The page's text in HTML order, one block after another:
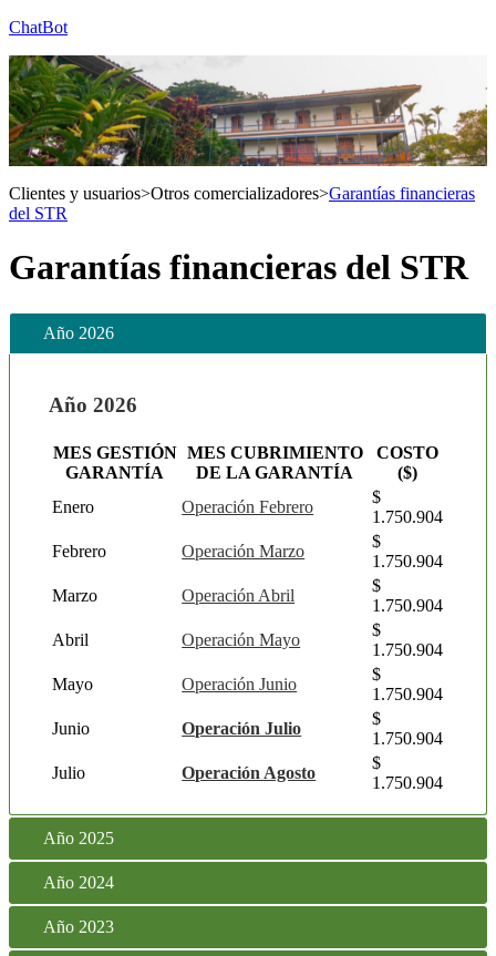
ChatBot
Clientes y usuarios>Otros comercializadores>Garantías financieras
del STR
Garantías financieras del STR
Año 2026
Año 2026
MES GESTIÓN
GARANTÍA
MES CUBRIMIENTO
DE LA GARANTÍA
COSTO
($)
Enero
Operación Febrero
$
1.750.904
Febrero
Operación Marzo
$
1.750.904
Marzo
Operación Abril
$
1.750.904
Abril
Operación Mayo
$
1.750.904
Mayo
Operación Junio
$
1.750.904
Junio
Operación Julio
$
1.750.904
Julio
Operación Agosto
$
1.750.904
Año 2025
Año 2024
Año 2023